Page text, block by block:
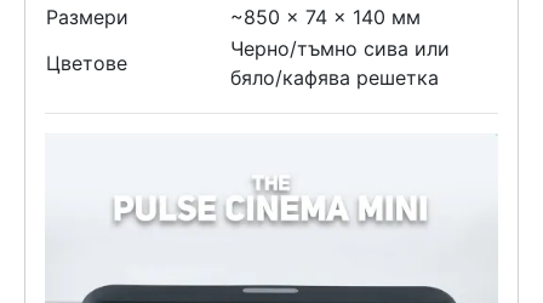
Размери
~850 × 74 × 140 мм
Цветове
Черно/тъмно сива или
бяло/кафява решетка